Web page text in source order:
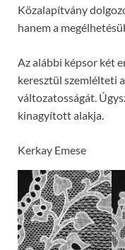
Közalapítvány
hanem a
Az alábbi képsor két
keresztül szemlélteti
változatosságát.
kinagyított alakja.
Kerkay Emese